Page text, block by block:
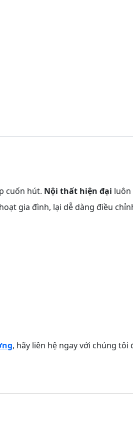
cuốn hút. Nội thất hiện đại luôn
gia đình, lại dễ dàng điều
, hãy liên hệ ngay với chúng tôi